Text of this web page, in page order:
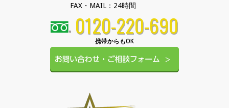
FAX・MAIL：24時間
0120-220-690